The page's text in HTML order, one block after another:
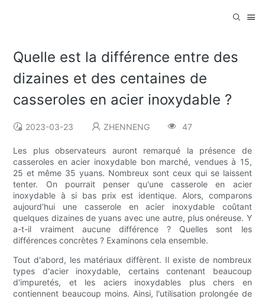
Quelle est la différence entre des
dizaines et des centaines de
casseroles en acier inoxydable ?
2023-03-23 ZHENNENG 47
Les plus observateurs auront remarqué la présence de
casseroles en acier inoxydable bon marché, vendues à 15,
25 et même 35 yuans. Nombreux sont ceux qui se laissent
tenter. On pourrait penser qu'une casserole en acier
inoxydable à si bas prix est identique. Alors, comparons
aujourd'hui une casserole en acier inoxydable coûtant
quelques dizaines de yuans avec une autre, plus onéreuse. Y
a-t-il vraiment aucune différence ? Quelles sont les
différences concrètes ? Examinons cela ensemble.
Tout d'abord, les matériaux diffèrent. Il existe de nombreux
types d'acier inoxydable, certains contenant beaucoup
d'impuretés, et les aciers inoxydables plus chers en
contiennent beaucoup moins. Ainsi, l'utilisation prolongée de